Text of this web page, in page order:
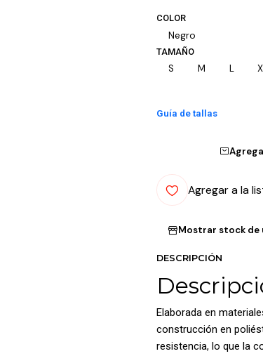
COLOR
Negro
TAMAÑO
S M L
Guía de tallas
Agregar a la
Mostrar stock de
DESCRIPCIÓN
Elaborada en
construcción en
resistencia, lo que la